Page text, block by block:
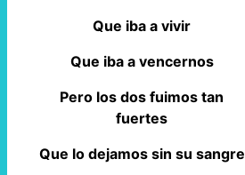
Que iba a vivir
Que iba a vencernos
Pero los dos fuimos tan
fuertes
Que lo dejamos sin su sangre